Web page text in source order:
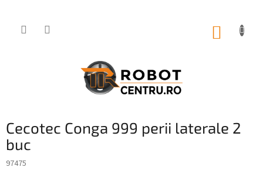
conținut
COŞ
Cecotec Conga 999 perii laterale 2
buc
97475